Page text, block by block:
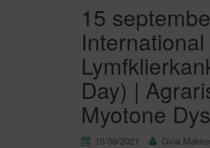
15
Day) |
Myotone
15/09/2021 Gina